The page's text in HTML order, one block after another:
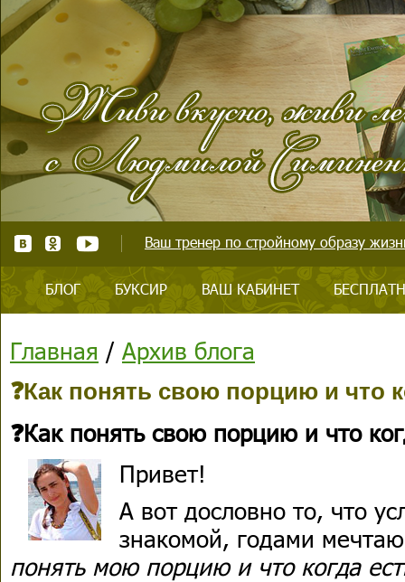
Ваш тренер по стройному образу
БЛОГ БУКСИР ВАШ КАБИНЕТ
Главная / Архив блога
❓Как понять свою порцию и что
❓Как понять свою порцию и что
Привет!
А вот дословно то, что
знакомой, годами
понять мою порцию и что когда